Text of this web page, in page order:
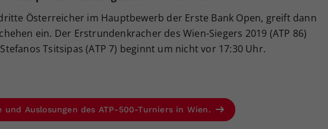
Österreicher im Hauptbewerb der Erste Bank Open, greift dann
ein. Der Erstrundenkracher des Wien-Siegers 2019 (ATP 86)
Tsitsipas (ATP 7) beginnt um nicht vor 17:30 Uhr.
und Auslosungen des ATP-500-Turniers in Wien.